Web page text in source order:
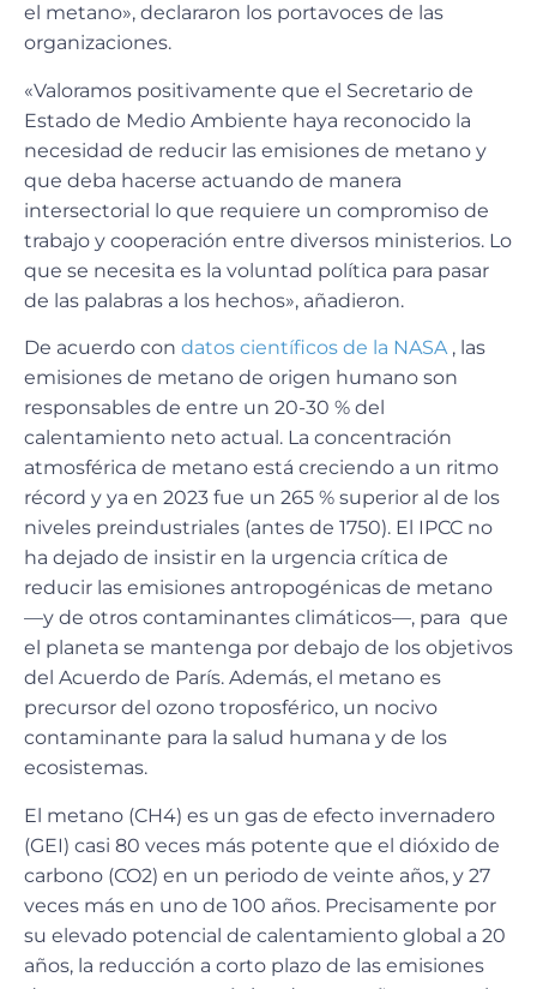
el metano», declararon los portavoces de las
organizaciones.
«Valoramos positivamente que el Secretario de
Estado de Medio Ambiente haya reconocido la
necesidad de reducir las emisiones de metano y
que deba hacerse actuando de manera
intersectorial lo que requiere un compromiso de
trabajo y cooperación entre diversos ministerios. Lo
que se necesita es la voluntad política para pasar
de las palabras a los hechos», añadieron.
De acuerdo con datos científicos de la NASA, las
emisiones de metano de origen humano son
responsables de entre un 20-30 % del
calentamiento neto actual. La concentración
atmosférica de metano está creciendo a un ritmo
récord y ya en 2023 fue un 265 % superior al de los
niveles preindustriales (antes de 1750). El IPCC no
ha dejado de insistir en la urgencia crítica de
reducir las emisiones antropogénicas de metano
—y de otros contaminantes climáticos—, para que
el planeta se mantenga por debajo de los objetivos
del Acuerdo de París. Además, el metano es
precursor del ozono troposférico, un nocivo
contaminante para la salud humana y de los
ecosistemas.
El metano (CH4) es un gas de efecto invernadero
(GEI) casi 80 veces más potente que el dióxido de
carbono (CO2) en un periodo de veinte años, y 27
veces más en uno de 100 años. Precisamente por
su elevado potencial de calentamiento global a 20
años, la reducción a corto plazo de las emisiones